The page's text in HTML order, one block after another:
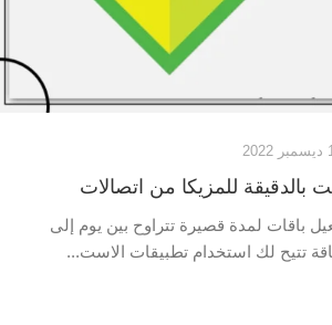
بالدقيقة للمزيكا من اتصالات
باقات لمدة قصيرة تتراوح بين يوم إلى
تتيح لك استخدام تطبيقات الاست...